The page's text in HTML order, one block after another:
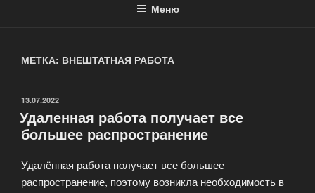
Меню
МЕТКА: ВНЕШТАТНАЯ РАБОТА
ОПУБЛИКОВАНО
13.07.2022
Удаленная работа получает все
большее распространение
Удалённая работа получает все большее
распространение, поэтому возникла необходимость в